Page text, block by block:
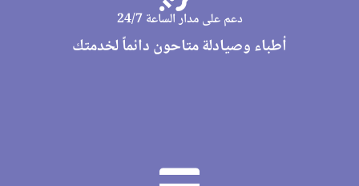
دعم على مدار الساعة 24/7
أطباء وصيادلة متاحون دائماً لخدمتك